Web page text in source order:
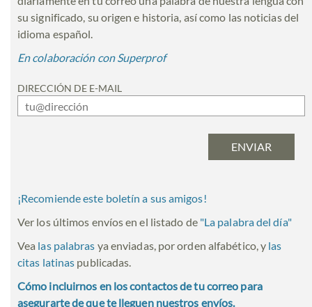
su significado, su origen e historia, así como las noticias del
idioma español.
En colaboración con Superprof
DIRECCIÓN DE E-MAIL
¡Recomiende este boletín a sus amigos!
Ver los últimos envíos en el listado de "La palabra del día"
Vea las palabras ya enviadas, por orden alfabético, y las
citas latinas publicadas.
Cómo incluirnos en los contactos de tu correo para
asegurarte de que te lleguen nuestros envíos.